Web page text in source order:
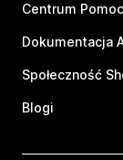
Centrum
Dokumentacja
Społeczność
Blogi